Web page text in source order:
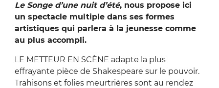
Le Songe d’une nuit d’été, nous propose ici
un spectacle multiple dans ses formes
artistiques qui parlera à la jeunesse comme
au plus accompli.
LE METTEUR EN SCÈNE adapte la plus
effrayante pièce de Shakespeare sur le pouvoir.
Trahisons et folies meurtrières sont au rendez